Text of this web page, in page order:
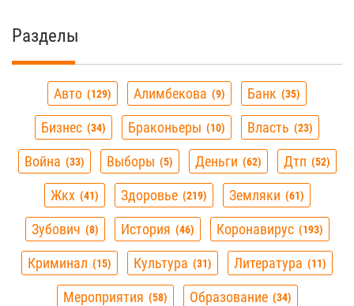
Разделы
Авто 129 Алимбекова 9 Банк 35
Бизнес 34 Браконьеры 10 Власть 23
Война 33 Выборы 5 Деньги 62 Дтп 52
Жкх 41 Здоровье 219 Земляки 61
Зубович 8 История 46 Коронавирус 193
Криминал 15 Культура 31 Литература 11
Мероприятия 58 Образование 34